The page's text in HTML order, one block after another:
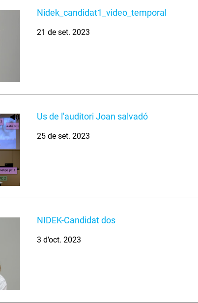
Nidek_candidat1_video_temporal
21 de set. 2023
Us de l'auditori Joan salvadó
25 de set. 2023
NIDEK-Candidat dos
3 d’oct. 2023